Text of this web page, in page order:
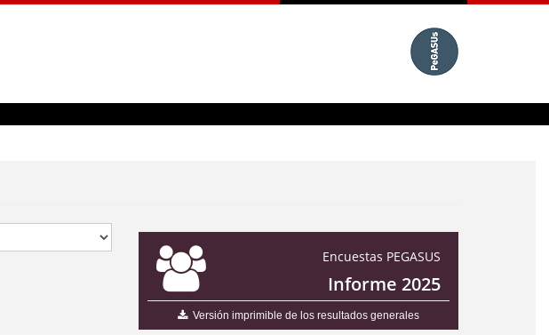
Encuestas PEGASUS
Informe 2025
Versión imprimible de los resultados generales